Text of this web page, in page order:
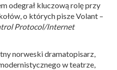
odegrał kluczową rolę przy
o których pisze Volant –
Protocol/Internet
norweski dramatopisarz,
w teatrze,